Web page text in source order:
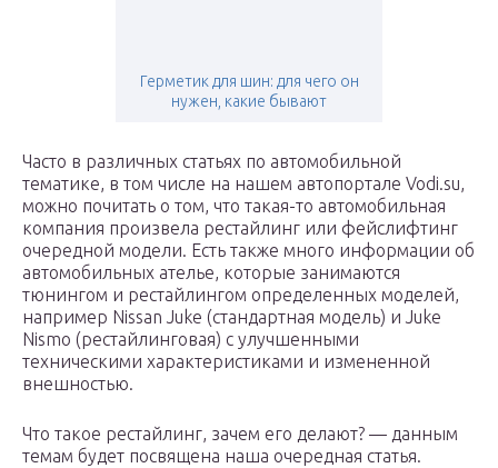
Герметик для шин: для чего он
нужен, какие бывают
Часто в различных статьях по автомобильной
тематике, в том числе на нашем автопортале Vodi.su,
можно почитать о том, что такая-то автомобильная
компания произвела рестайлинг или фейслифтинг
очередной модели. Есть также много информации об
автомобильных ателье, которые занимаются
тюнингом и рестайлингом определенных моделей,
например Nissan Juke (стандартная модель) и Juke
Nismo (рестайлинговая) с улучшенными
техническими характеристиками и измененной
внешностью.
Что такое рестайлинг, зачем его делают? — данным
темам будет посвящена наша очередная статья.